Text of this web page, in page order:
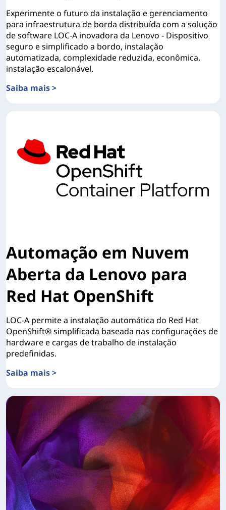
Experimente o futuro da instalação e gerenciamento
para infraestrutura de borda distribuída com a solução
de software LOC-A inovadora da Lenovo - Dispositivo
seguro e simplificado a bordo, instalação
automatizada, complexidade reduzida, econômica,
instalação escalonável.
Saiba mais >
Automação em Nuvem
Aberta da Lenovo para
Red Hat OpenShift
LOC-A permite a instalação automática do Red Hat
OpenShift® simplificada baseada nas configurações de
hardware e cargas de trabalho de instalação
predefinidas.
Saiba mais >